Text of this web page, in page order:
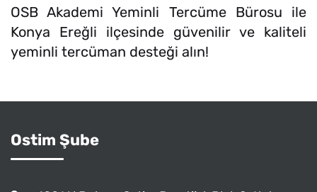
OSB Akademi Yeminli Tercüme Bürosu ile
Konya Ereğli ilçesinde güvenilir ve kaliteli
yeminli tercüman desteği alın!
Ostim Şube